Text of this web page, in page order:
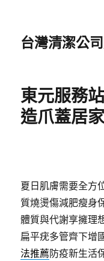
台灣清潔公
東元服務
造爪蓋居
夏日肌膚需要全方
質燒燙傷減肥瘦身
體質與代謝享擁理
扁平疣多管齊下增
法推薦防疫新生活